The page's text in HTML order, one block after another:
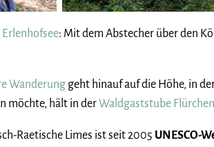
: Mit dem Abstecher über den
Wanderung geht hinauf auf die Höhe, in
möchte, hält in derWaldgaststube Flürchen
Raetische Limes ist seit 2005 UNESCO-